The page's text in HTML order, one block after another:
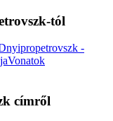
tól
-
Vonatok
címről